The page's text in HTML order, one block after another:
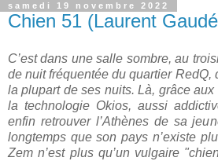
samedi 19 novembre 2022
Chien 51 (Laurent
C’est dans une salle sombre, au
de nuit fréquentée du quartier RedQ,
la plupart de ses nuits. Là, grâce
la technologie Okios, aussi
enfin retrouver l’Athènes de sa
longtemps que son pays n’existe
Zem n’est plus qu’un vulgaire